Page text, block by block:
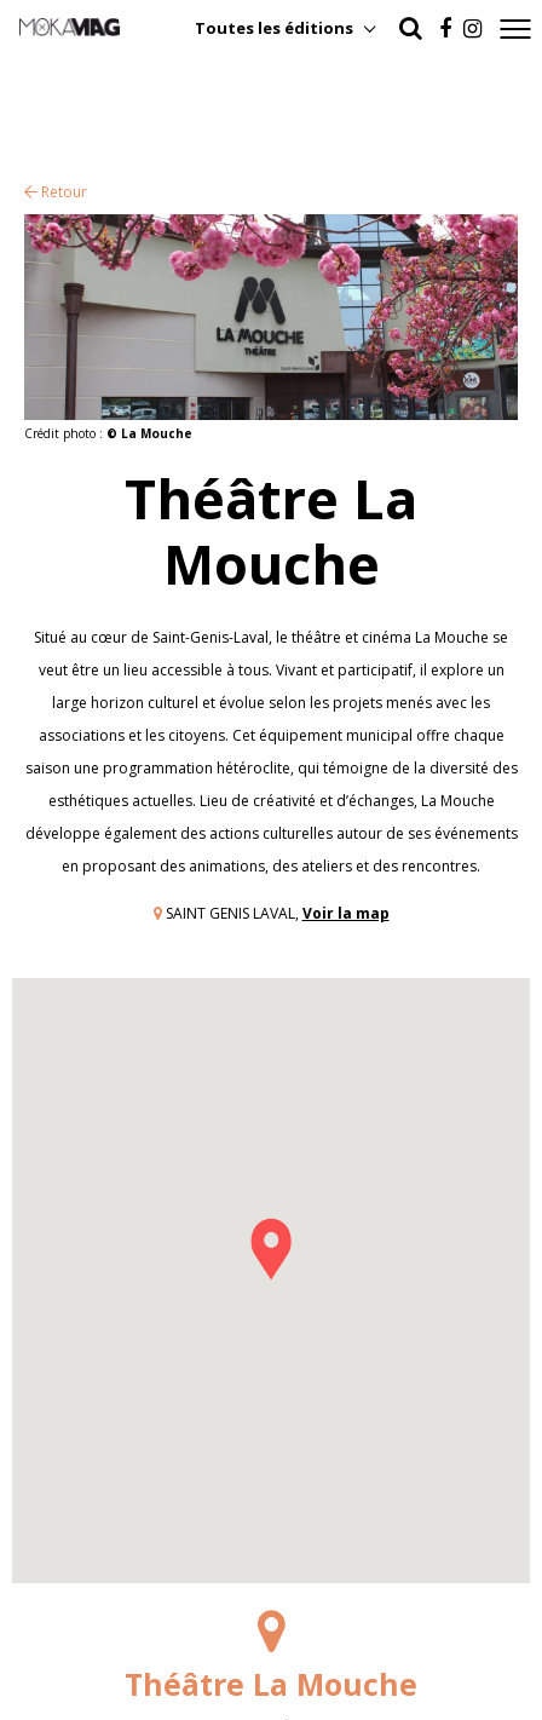
Toutes les éditions
Retour
Crédit photo : © La Mouche
Théâtre La
Mouche
Situé au cœur de Saint-Genis-Laval, le théâtre et cinéma La Mouche se
veut être un lieu accessible à tous. Vivant et participatif, il explore un
large horizon culturel et évolue selon les projets menés avec les
associations et les citoyens. Cet équipement municipal offre chaque
saison une programmation hétéroclite, qui témoigne de la diversité des
esthétiques actuelles. Lieu de créativité et d’échanges, La Mouche
développe également des actions culturelles autour de ses événements
en proposant des animations, des ateliers et des rencontres.
SAINT GENIS LAVAL,Voir la map
Théâtre La Mouche